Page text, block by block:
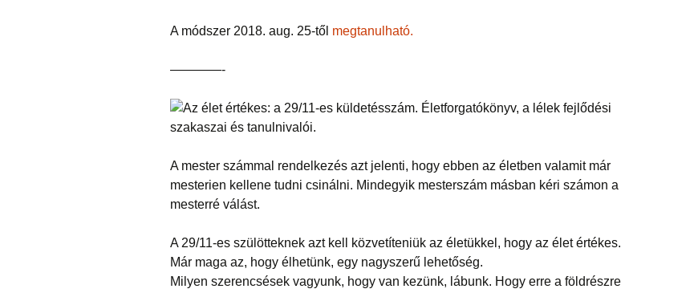
A módszer 2018. aug. 25-től megtanulható.
————-
A mester számmal rendelkezés azt jelenti, hogy ebben az életben valamit már
mesterien kellene tudni csinálni. Mindegyik mesterszám másban kéri számon a
mesterré válást.
A 29/11-es szülötteknek azt kell közvetíteniük az életükkel, hogy az élet értékes.
Már maga az, hogy élhetünk, egy nagyszerű lehetőség.
Milyen szerencsések vagyunk, hogy van kezünk, lábunk. Hogy erre a földrészre